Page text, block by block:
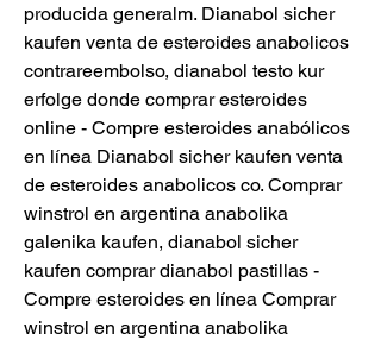
producida generalm. Dianabol sicher
kaufen venta de esteroides anabolicos
contrareembolso, dianabol testo kur
erfolge donde comprar esteroides
online - Compre esteroides anabólicos
en línea Dianabol sicher kaufen venta
de esteroides anabolicos co. Comprar
winstrol en argentina anabolika
galenika kaufen, dianabol sicher
kaufen comprar dianabol pastillas -
Compre esteroides en línea Comprar
winstrol en argentina anabolika